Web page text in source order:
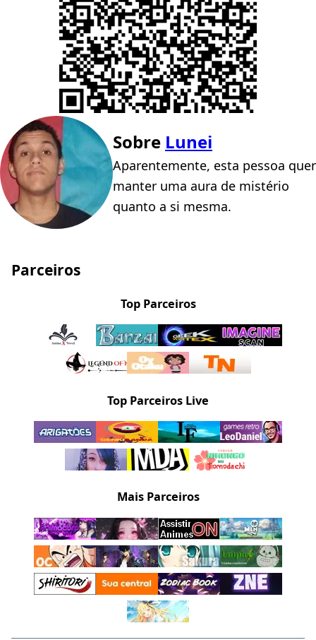
Sobre Lunei
Aparentemente, esta pessoa quer
manter uma aura de mistério
quanto a si mesma.
Parceiros
Top Parceiros
Top Parceiros Live
Mais Parceiros